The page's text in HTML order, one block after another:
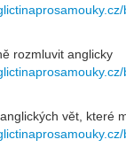
rozmluvit anglicky
vět, které